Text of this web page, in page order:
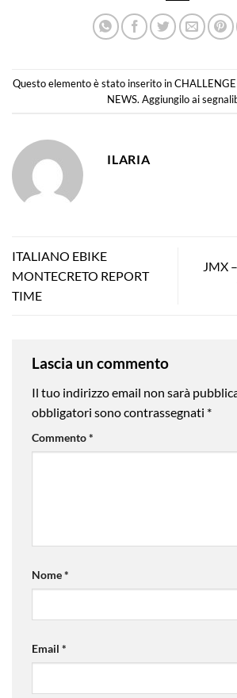
Questo elemento è stato inserito in
NEWS. Aggiungilo ai
ILARIA
ITALIANO EBIKE
MONTECRETO REPORT
TIME
JMX
Lascia un commento
Il tuo indirizzo email non sarà
obbligatori sono contrassegnati *
Commento*
Nome*
Email *